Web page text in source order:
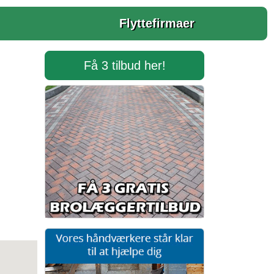
Flyttefirmaer
Få 3 tilbud her!